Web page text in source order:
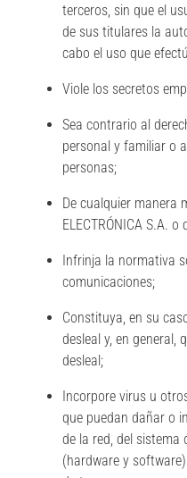
terceros, sin que el
de sus titulares la
cabo el uso que
Viole los secretos
Sea contrario al
personal y familiar o
personas;
De cualquier manera
ELECTRÓNICA S.A. o
Infrinja la normativa
comunicaciones;
Constituya, en su
desleal y, en general,
desleal;
Incorpore virus u
que puedan dañar o
de la red, del
(hardware y software)